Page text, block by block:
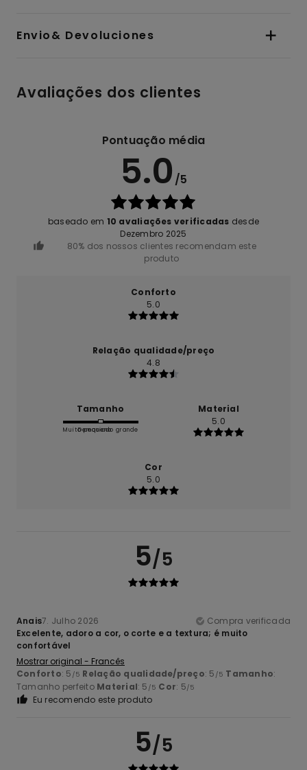
Envio& Devoluciones
Avaliações dos clientes
Pontuação média
5.0 /5
baseado em 10 avaliações verificadas desde
Dezembro 2025
80% dos nossos clientes recomendam este
produto
Conforto
5.0
Relação qualidade/preço
4.8
Tamanho
Muito pequeno
Demasiado grande
Material
5.0
Cor
5.0
5/5
Anais7. Julho 2026
Compra verificada
Excelente, adoro a cor, o corte e a textura; é muito
confortável
Mostrar original - Francês
Conforto: 5 /5 Relação qualidade/preço: 5 /5 Tamanho:
Tamanho perfeito Material: 5 /5 Cor: 5/5
Eu recomendo este produto
5/5